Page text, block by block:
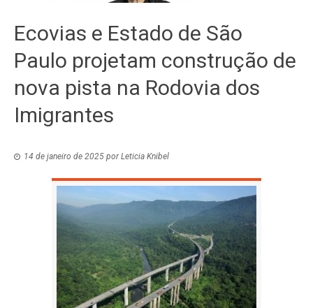
Ecovias e Estado de São
Paulo projetam construção de
nova pista na Rodovia dos
Imigrantes
14 de janeiro de 2025 porLeticia Knibel